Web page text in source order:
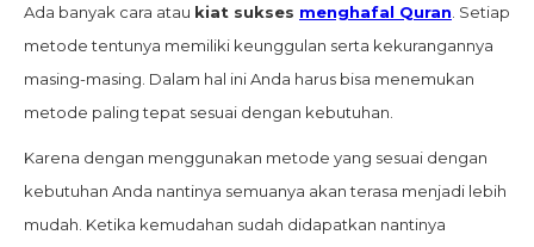
Ada banyak cara atau kiat sukses menghafal Quran. Setiap
metode tentunya memiliki keunggulan serta kekurangannya
masing-masing. Dalam hal ini Anda harus bisa menemukan
metode paling tepat sesuai dengan kebutuhan.
Karena dengan menggunakan metode yang sesuai dengan
kebutuhan Anda nantinya semuanya akan terasa menjadi lebih
mudah. Ketika kemudahan sudah didapatkan nantinya